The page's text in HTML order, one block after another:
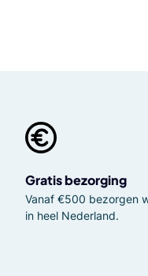
Gratis bezorging
Vanaf €500 bezorgen
in heel Nederland.